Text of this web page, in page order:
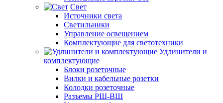
Свет
Источники света
Светильники
Управление освещением
Комплектующие для светотехники
Удлинители и
комплектующие
Блоки розеточные
Вилки и кабельные розетки
Колодки розеточные
Разъемы РШ-ВШ